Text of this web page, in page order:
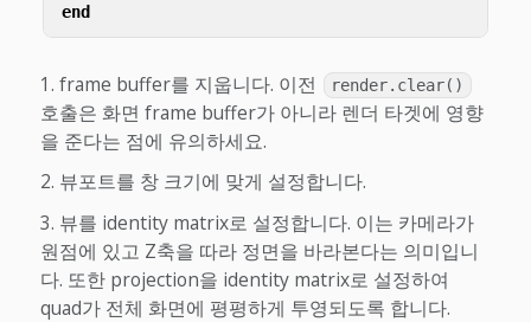
end
frame buffer를 지웁니다. 이전 render.clear()
호출은 화면 frame buffer가 아니라 렌더 타겟에 영향
을 준다는 점에 유의하세요.
뷰포트를 창 크기에 맞게 설정합니다.
뷰를 identity matrix로 설정합니다. 이는 카메라가
원점에 있고 Z축을 따라 정면을 바라본다는 의미입니
다. 또한 projection을 identity matrix로 설정하여
quad가 전체 화면에 평평하게 투영되도록 합니다.